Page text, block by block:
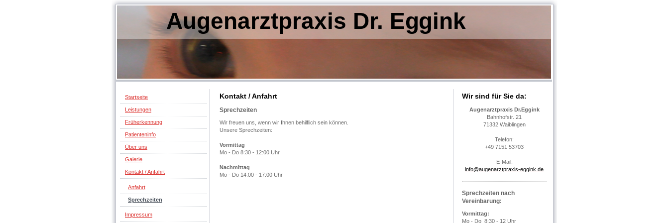
Augenarztpraxis Dr. Eggink
Startseite
Leistungen
Früherkennung
Patienteninfo
Über uns
Galerie
Kontakt / Anfahrt
Anfahrt
Sprechzeiten
Impressum
Kontakt / Anfahrt
Sprechzeiten
Wir freuen uns, wenn wir Ihnen behilflich sein können.
Unsere Sprechzeiten:
Vormittag
Mo - Do 8:30 - 12:00 Uhr
Nachmittag
Mo - Do 14:00 - 17:00 Uhr
Wir sind für Sie da:
Augenarztpraxis Dr.Eggink
Bahnhofstr. 21
71332 Waiblingen
Telefon:
+49 7151 53703
E-Mail:
info@augenarztpraxis-eggink.de
Sprechzeiten nach
Vereinbarung:
Vormittag:
Mo - Do 8:30 - 12 Uhr